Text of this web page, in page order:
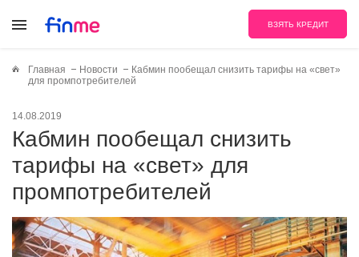
ВЗЯТЬ КРЕДИТ
Главная Новости
Кабмин пообещал снизить тарифы на «свет»
для промпотребителей
14.08.2019
Кабмин пообещал снизить
тарифы на «свет» для
промпотребителей